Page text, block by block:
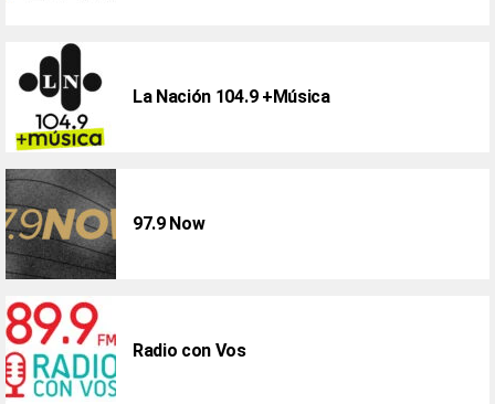
La Nación 104.9 +Música
97.9 Now
Radio con Vos